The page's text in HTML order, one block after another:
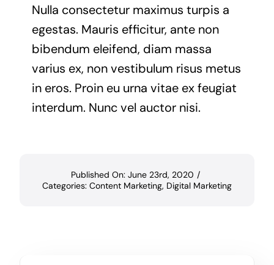
Nulla consectetur maximus turpis a
egestas. Mauris efficitur, ante non
bibendum eleifend, diam massa
varius ex, non vestibulum risus metus
in eros. Proin eu urna vitae ex feugiat
interdum. Nunc vel auctor nisi.
Published On: June 23rd, 2020 /
Categories: Content Marketing, Digital Marketing